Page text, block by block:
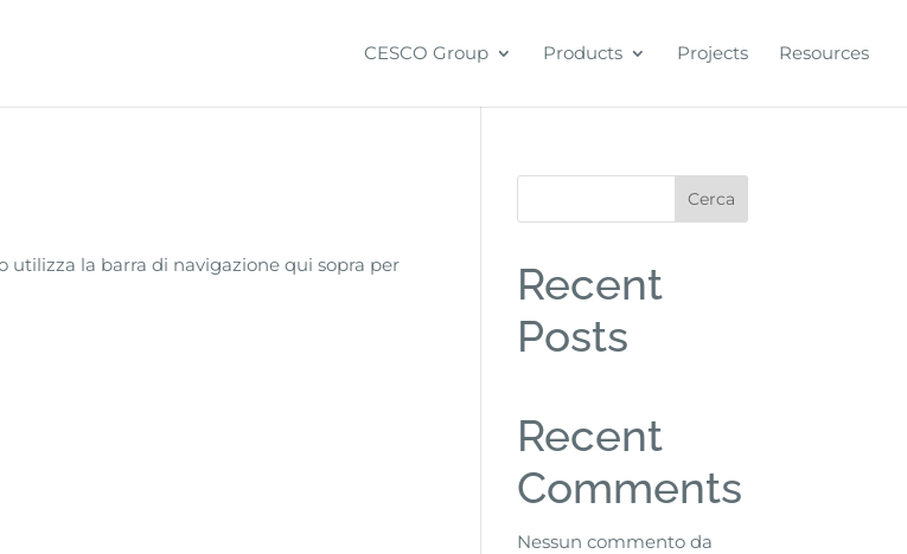
CESCO Group Products Projects Resources
utilizza la barra di navigazione qui sopra per
Cerca
Recent
Posts
Recent
Comments
Nessun commento da